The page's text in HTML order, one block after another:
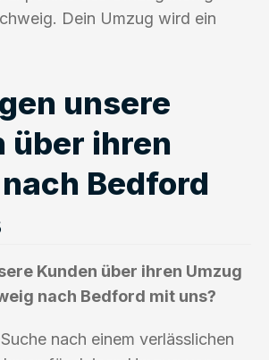
Dein Umzug wird ein
unsere
über ihren
Bedford
Kunden über ihren Umzug
nach Bedford mit uns?
nach einem verlässlichen